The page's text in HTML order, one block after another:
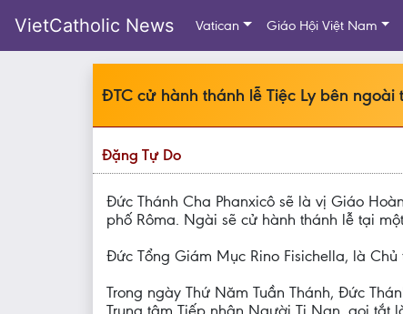
VietCatholic News Vatican Giáo Hội Việt Nam
ĐTC cử hành thánh lễ Tiệc Ly bên
Đặng Tự Do
Đức Thánh Cha Phanxicô sẽ là vị Giáo
phố Rôma. Ngài sẽ cử hành thánh lễ tại
Đức Tổng Giám Mục Rino Fisichella, là
Trong ngày Thứ Năm Tuần Thánh, Đức
Trung tâm Tiếp nhận Người Tị Nạn, gọi tắt